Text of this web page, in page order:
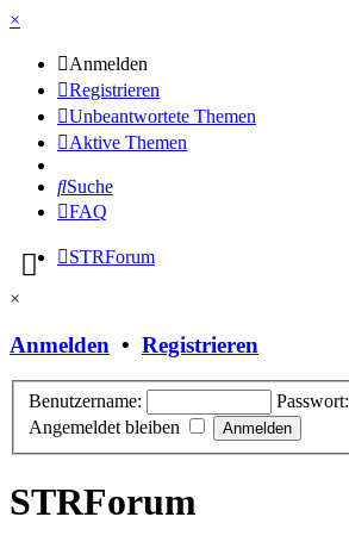
×
Anmelden
Registrieren
Unbeantwortete Themen
Aktive Themen
Suche
FAQ
STRForum
×
Anmelden • Registrieren
Benutzername: Passwort:
Angemeldet bleiben
STRForum